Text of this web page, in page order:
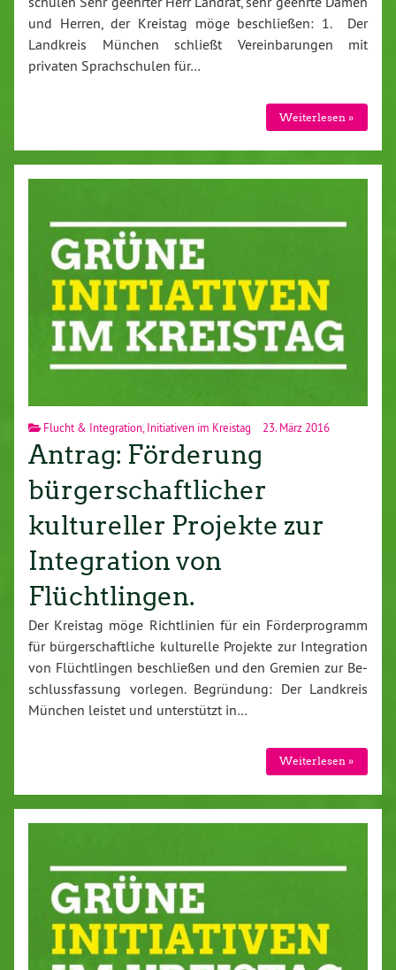
und Herren, der Kreistag möge be­schlie­ßen: 1. Der
Landkreis München schließt Ver­ein­ba­run­gen mit
privaten Sprach­schu­len für…
Wei­ter­le­sen »
Flucht & Integration Initiativen im Kreistag 23. März 2016
Antrag: Förderung
bürgerschaftlicher
kultureller Projekte zur
Integration von
Flüchtlingen.
Der Kreistag möge Richt­li­ni­en für ein För­der­pro­gramm
für bür­ger­schaft­li­che kul­tu­rel­le Projekte zur In­te­gra­ti­on
von Flücht­lin­gen be­schlie­ßen und den Gremien zur Be­
schluss­fas­sung vorlegen. Be­grün­dung: Der Landkreis
München leistet und un­ter­stützt in…
Wei­ter­le­sen »